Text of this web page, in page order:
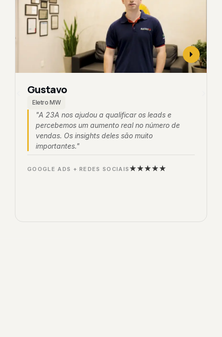
Gustavo
Eletro MW
"A 23A nos ajudou a qualificar os leads e
percebemos um aumento real no número de
vendas. Os insights deles são muito
importantes."
GOOGLE ADS + REDES SOCIAIS ★★★★★